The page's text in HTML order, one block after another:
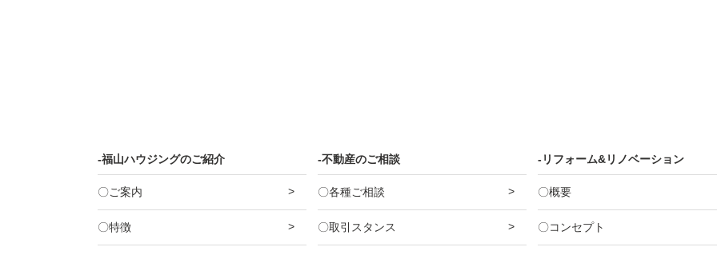
-福山ハウジングのご紹介
〇ご案内
〇特徴
-不動産のご相談
〇各種ご相談
〇取引スタンス
-リフォーム&リノベーション
〇概要
〇コンセプト